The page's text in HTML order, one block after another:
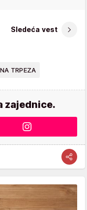
Sledeća vest
TRPEZA
zajednice.